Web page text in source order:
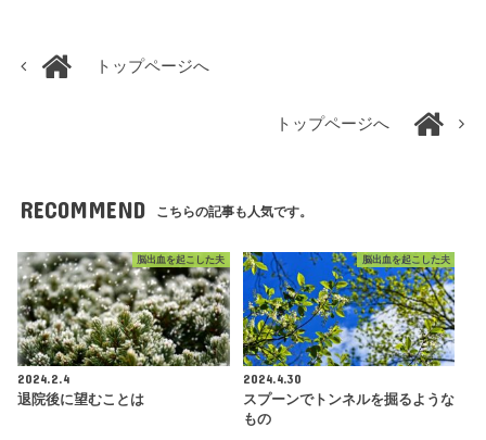
トップページへ
トップページへ
RECOMMEND こちらの記事も人気です。
脳出血を起こした夫
2024.2.4
退院後に望むことは
脳出血を起こした夫
2024.4.30
スプーンでトンネルを掘るような
もの